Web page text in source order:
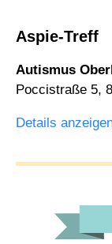
Aspie-Treff
Autismus
Poccistraße 5,
Details